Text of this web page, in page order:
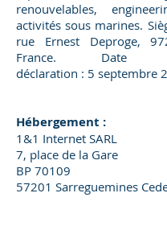
renouvelables,
activités sous marines.
rue Ernest Deproge,
France.
déclaration : 5 septembre
Hébergement :
1&1 Internet SARL
7, place de la Gare
BP 70109
57201 Sarreguemines